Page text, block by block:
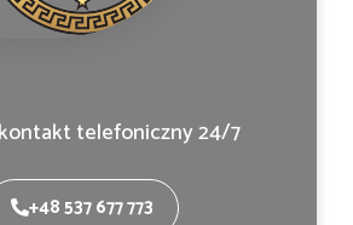
telefoniczny 24/7
+48 537 677 773